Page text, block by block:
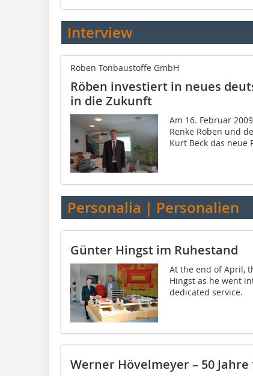
Interview
Röben Tonbaustoffe GmbH
Röben investiert in neues
in die Zukunft
Am 16. Februar
Renke Röben und
Kurt Beck das neue
Personalia | Personalien
Günter Hingst im Ruhestand
At the end of April,
Hingst as he went
dedicated service.
Werner Hövelmeyer – 50